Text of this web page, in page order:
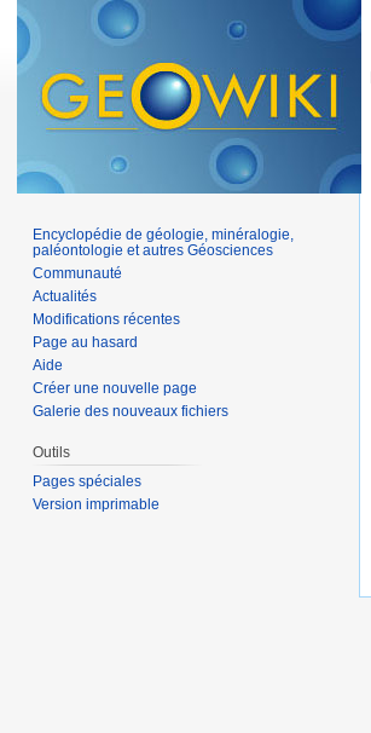
Encyclopédie de géologie, minéralogie,
paléontologie et autres Géosciences
Communauté
Actualités
Modifications récentes
Page au hasard
Aide
Créer une nouvelle page
Galerie des nouveaux fichiers
Outils
Pages spéciales
Version imprimable